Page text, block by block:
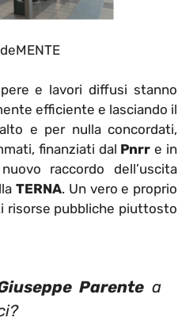
e lavori diffusi stanno
efficiente e lasciando il
e per nulla concordati,
finanziati dal Pnrr e in
raccordo dell’uscita
TERNA. Un vero e proprio
risorse pubbliche piuttosto
Parente a